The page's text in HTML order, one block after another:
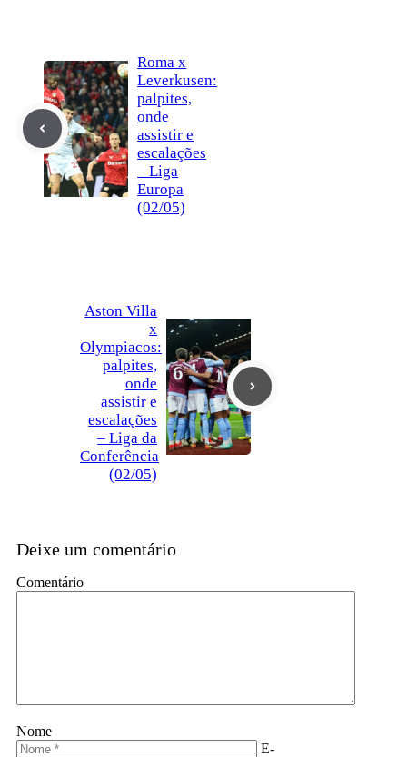
Roma x
Leverkusen:
palpites,
onde
assistir e
escalações
– Liga
Europa
(02/05)
Aston Villa
x
Olympiacos:
palpites,
onde
assistir e
escalações
– Liga da
Conferência
(02/05)
Deixe um comentário
Comentário
Nome
E-